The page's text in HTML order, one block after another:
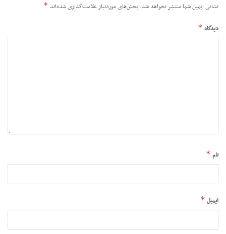
نشانی ایمیل شما منتشر نخواهد شد. بخش‌های موردنیاز علامت‌گذاری شده‌اند *
دیدگاه *
نام *
ایمیل *